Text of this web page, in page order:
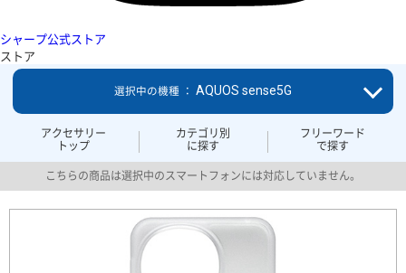
シャープ公式ストア
ストア
アクセサリー
トップ
カテゴリ別
に探す
フリーワード
で探す
選択中の機種 ： AQUOS sense5G
こちらの商品は選択中のスマートフォンには対応していません。